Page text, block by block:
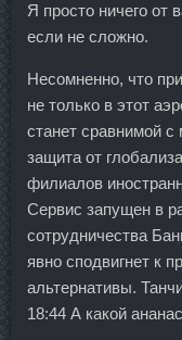
Я просто ничего от
если не сложно.
Несомненно, что
не только в этот
станет сравнимой
защита от
филиалов
Сервис запущен в
сотрудничества
явно сподвигнет к
альтернативы.
18:44 А какой